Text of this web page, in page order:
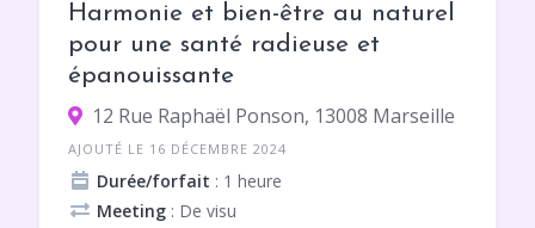
Harmonie et bien-être au naturel
pour une santé radieuse et
épanouissante
12 Rue Raphaël Ponson, 13008 Marseille
AJOUTÉ LE 16 DÉCEMBRE 2024
Durée/forfait : 1 heure
Meeting : De visu